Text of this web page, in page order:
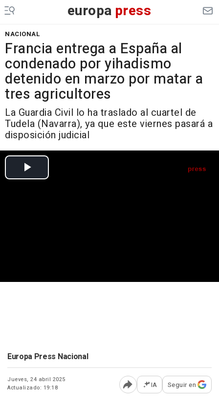
europa press
NACIONAL
Francia entrega a España al
condenado por yihadismo
detenido en marzo por matar a
tres agricultores
La Guardia Civil lo ha traslado al cuartel de
Tudela (Navarra), ya que este viernes pasará a
disposición judicial
Europa Press Nacional
Jueves, 24 abril 2025
Actualizado: 19:18
Abrir opciones para
IA Seguir en